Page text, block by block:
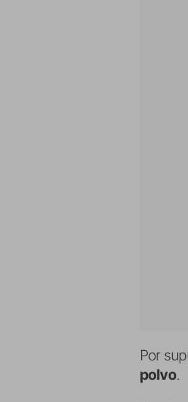
Por
polvo.